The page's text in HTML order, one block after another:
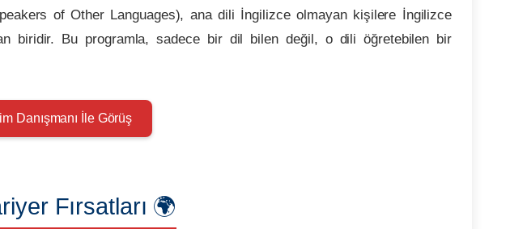
of Other Languages), ana dili İngilizce olmayan kişilere İngilizce
biridir. Bu programla, sadece bir dil bilen değil, o dili öğretebilen bir
Danışmanı İle Görüş
Fırsatları 🌍